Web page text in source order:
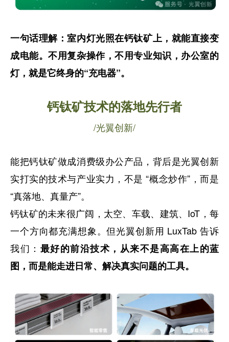
一句话理解：室内灯光照在钙钛矿上，就能直接变
成电能。不用复杂操作，不用专业知识，办公室的
灯，就是它终身的“充电器”。
钙钛矿技术的落地先行者
/光翼创新/
能把钙钛矿做成消费级办公产品，背后是光翼创新
实打实的技术与产业实力，不是 “概念炒作”，而是
“真落地、真量产”。
钙钛矿的未来很广阔，太空、车载、建筑、IoT，每
一个方向都充满想象。但光翼创新用 LuxTab 告诉
我们： 最好的前沿技术，从来不是高高在上的蓝
图，而是能走进日常、解决真实问题的工具。